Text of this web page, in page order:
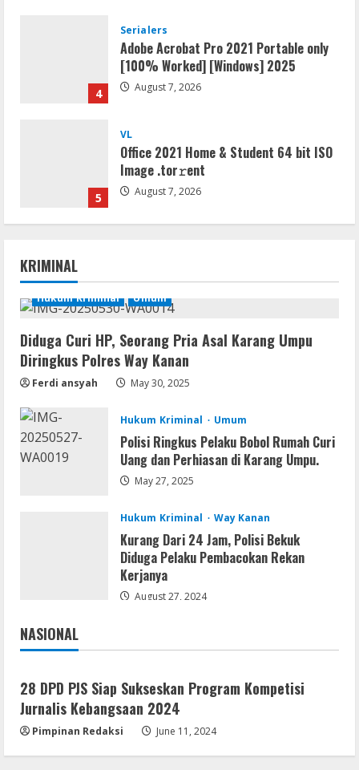
4
Serialers
Adobe Acrobat Pro 2021 Portable only
[100% Worked] [Windows] 2025
August 7, 2026
5
VL
Office 2021 Home & Student 64 bit ISO
Image .tоr𝚛еnt
August 7, 2026
1 August 7, 2026
VL
Office 365 Mondo Pre-Activated
August 7, 2026
Umum
Kemarau Panjang Picu Kebakaran di
Sangkaran Bhakti; Rumah Ibu Yuli
Hangus Dilalap Api
August 7, 2026
Serialers
Adobe Acrobat Pro 2021 Portable only
[100% Worked] [Windows] 2025
5
Image .tоr𝚛еnt
August 7, 2026
KRIMINAL
Hukum Kriminal Umum
Diduga Curi HP, Seorang Pria Asal Karang Umpu
Diringkus Polres Way Kanan
Ferdi ansyah May 30, 2025
Hukum Kriminal Umum
Polisi Ringkus Pelaku Bobol Rumah Curi
Uang dan Perhiasan di Karang Umpu.
May 27, 2025
Hukum Kriminal Way Kanan
Kurang Dari 24 Jam, Polisi Bekuk
Diduga Pelaku Pembacokan Rekan
Kerjanya
August 27, 2024
NASIONAL
Jakarta
28 DPD PJS Siap Sukseskan Program Kompetisi
Jurnalis Kebangsaan 2024
Pimpinan Redaksi June 11, 2024